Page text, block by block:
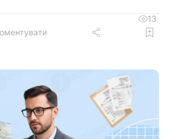
операторами
та іншими суб’єктами
13